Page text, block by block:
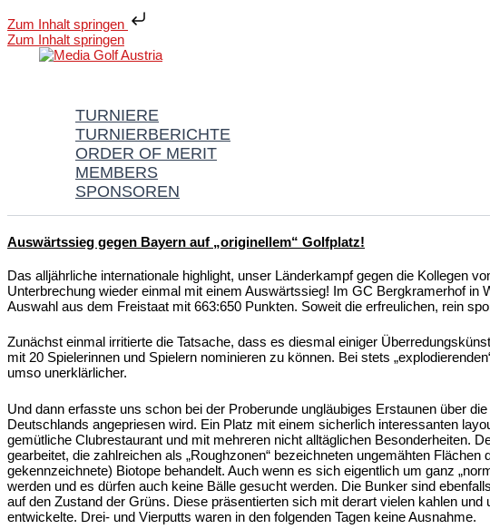
Zum Inhalt springen
Zum Inhalt springen
TURNIERE
TURNIERBERICHTE
ORDER OF MERIT
MEMBERS
SPONSOREN
Auswärtssieg gegen Bayern auf „originellem“ Golfplatz!
Das alljährliche internationale highlight, unser Länderkampf gegen die Kollegen
Unterbrechung wieder einmal mit einem Auswärtssieg! Im GC Bergkramerhof in
Auswahl aus dem Freistaat mit 663:650 Punkten. Soweit die erfreulichen, rein
Zunächst einmal irritierte die Tatsache, dass es diesmal einiger
mit 20 Spielerinnen und Spielern nominieren zu können. Bei stets
umso unerklärlicher.
Und dann erfasste uns schon bei der Proberunde ungläubiges Erstaunen über
Deutschlands angepriesen wird. Ein Platz mit einem sicherlich interessanten
gemütliche Clubrestaurant und mit mehreren nicht alltäglichen Besonderheiten.
gearbeitet, die zahlreichen als „Roughzonen“ bezeichneten ungemähten
gekennzeichnete) Biotope behandelt. Auch wenn es sich eigentlich um ganz
werden und es dürfen auch keine Bälle gesucht werden. Die Bunker sind
auf den Zustand der Grüns. Diese präsentierten sich mit derart vielen kahlen
entwickelte. Drei- und Vierputts waren in den folgenden Tagen keine Ausnahme.